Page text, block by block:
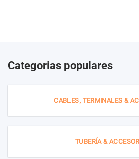
Categorias populares
CABLES, TERMINALES &
TUBERÍA &